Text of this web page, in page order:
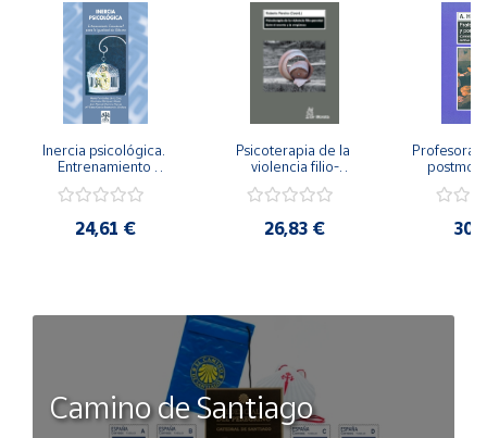
Inercia psicológica.
Entrenamiento
Igualdad de Género.
24,61 €
Psicoterapia de la
violencia filio-
secreto y la
26,83 €
Camino de Santiago